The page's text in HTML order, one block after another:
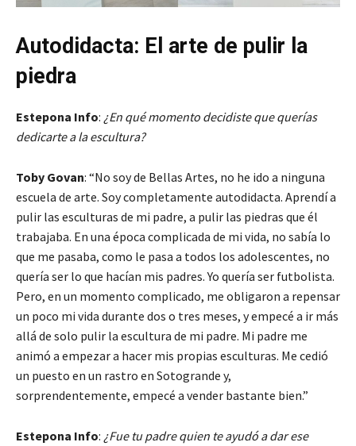
Autodidacta: El arte de pulir la
piedra
Estepona Info: ¿En qué momento decidiste que querías
dedicarte a la escultura?
Toby Govan: “No soy de Bellas Artes, no he ido a ninguna
escuela de arte. Soy completamente autodidacta. Aprendí a
pulir las esculturas de mi padre, a pulir las piedras que él
trabajaba. En una época complicada de mi vida, no sabía lo
que me pasaba, como le pasa a todos los adolescentes, no
quería ser lo que hacían mis padres. Yo quería ser futbolista.
Pero, en un momento complicado, me obligaron a repensar
un poco mi vida durante dos o tres meses, y empecé a ir más
allá de solo pulir la escultura de mi padre. Mi padre me
animó a empezar a hacer mis propias esculturas. Me cedió
un puesto en un rastro en Sotogrande y,
sorprendentemente, empecé a vender bastante bien.”
Estepona Info: ¿Fue tu padre quien te ayudó a dar ese